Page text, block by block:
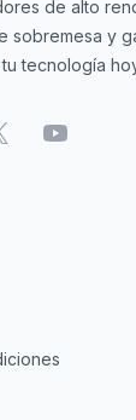
de alto
sobremesa y
tu tecnología
YouTube